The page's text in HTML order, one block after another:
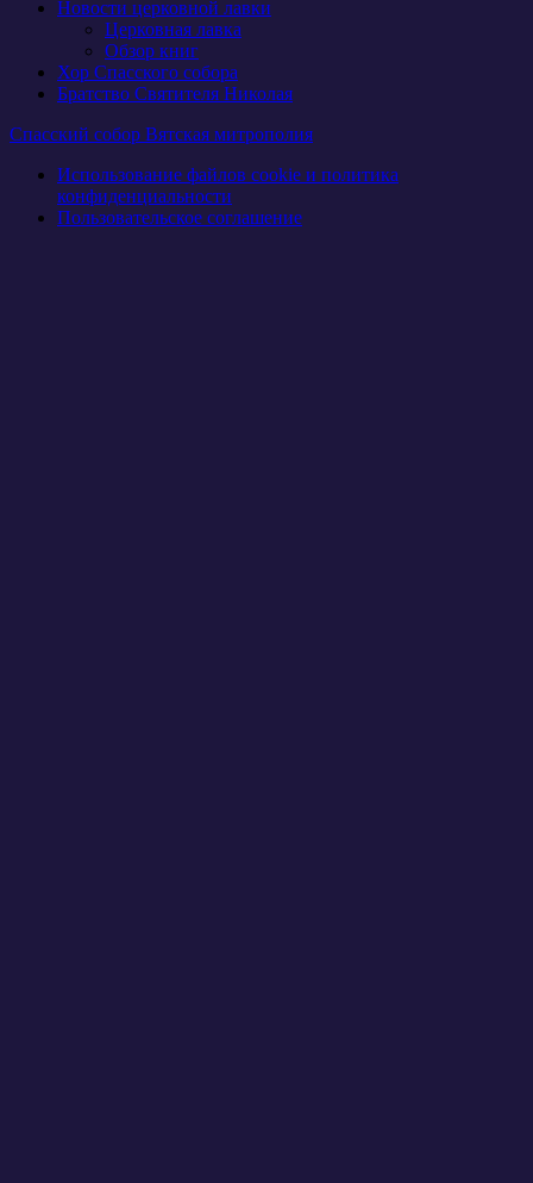
Новости церковной лавки
Церковная лавка
Обзор книг
Хор Спасского собора
Братство Святителя Николая
Спасский собор Вятская митрополия
Использование файлов cookie и политика
конфиденциальности
Пользовательское соглашение